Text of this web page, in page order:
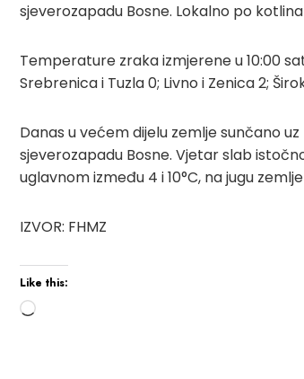
sjeverozapadu Bosne. Lokalno po
Temperature zraka izmjerene u 10:00
Srebrenica i Tuzla 0; Livno i Zenica 2;
Danas u većem dijelu zemlje sunčano
sjeverozapadu Bosne. Vjetar slab
uglavnom između 4 i 10°C, na jugu zemlje
IZVOR: FHMZ
Like this: